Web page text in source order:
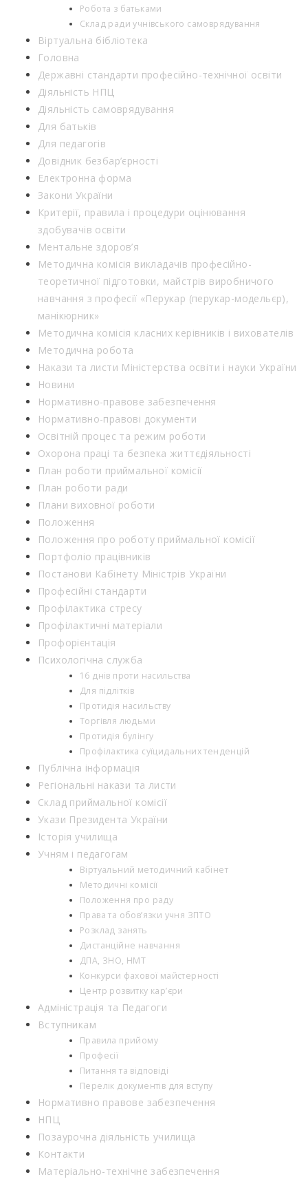
Робота з батьками
Склад ради учнівського самоврядування
Віртуальна бібліотека
Головна
Державні стандарти професійно-технічної освіти
Діяльність НПЦ
Діяльність самоврядування
Для батьків
Для педагогів
Довідник безбар’єрності
Електронна форма
Закони України
Критерії, правила і процедури оцінювання
здобувачів освіти
Ментальне здоров’я
Методична комісія викладачів професійно-
теоретичної підготовки, майстрів виробничого
навчання з професії «Перукар (перукар-модельєр),
манікюрник»
Методична комісія класних керівників і вихователів
Методична робота
Накази та листи Міністерства освіти і науки України
Новини
Нормативно-правове забезпечення
Нормативно-правові документи
Освітній процес та режим роботи
Охорона праці та безпека життєдіяльності
План роботи приймальної комісії
План роботи ради
Плани виховної роботи
Положення
Положення про роботу приймальної комісії
Портфоліо працівників
Постанови Кабінету Міністрів України
Професійні стандарти
Профілактика стресу
Профілактичні матеріали
Профорієнтація
Психологічна служба
16 днів проти насильства
Для підлітків
Протидія насильству
Торгівля людьми
Протидія булінгу
Профілактика суїцидальних тенденцій
Публічна інформація
Регіональні накази та листи
Склад приймальної комісії
Укази Президента України
Історія училища
Учням і педагогам
Віртуальний методичний кабінет
Методичні комісії
Положення про раду
Права та обов’язки учня ЗПТО
Розклад занять
Дистанційне навчання
ДПА, ЗНО, НМТ
Конкурси фахової майстерності
Центр розвитку кар’єри
Адміністрація та Педагоги
Вступникам
Правила прийому
Професії
Питання та відповіді
Перелік документів для вступу
Нормативно правове забезпечення
НПЦ
Позаурочна діяльність училища
Контакти
Матеріально-технічне забезпечення